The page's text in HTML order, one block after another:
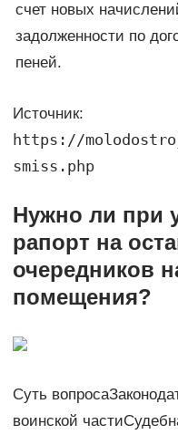
счет новых
задолженности по
пеней.
Источник:
https://
smiss.php
Нужно ли при
рапорт на
очередников
помещения?
Суть
воинской